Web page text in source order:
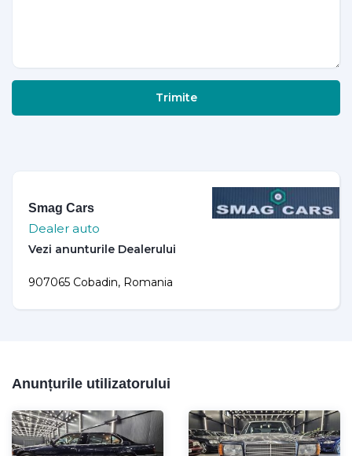
Trimite
Smag Cars
Dealer auto
907065 Cobadin, Romania
Anunțurile utilizatorului